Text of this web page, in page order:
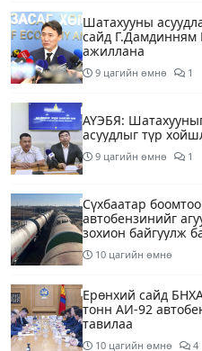
Шатахууны
сайд Г.Дамдинням
ажиллана
9 цагийн өмнө 1
АҮЭБЯ:
асуудлыг түр
9 цагийн өмнө 1
Сүхбаатар
автобензинийг
зохион байгуулж
10 цагийн өмнө
Ерөнхий сайд
тонн АИ-92
тавилаа
10 цагийн өмнө 4